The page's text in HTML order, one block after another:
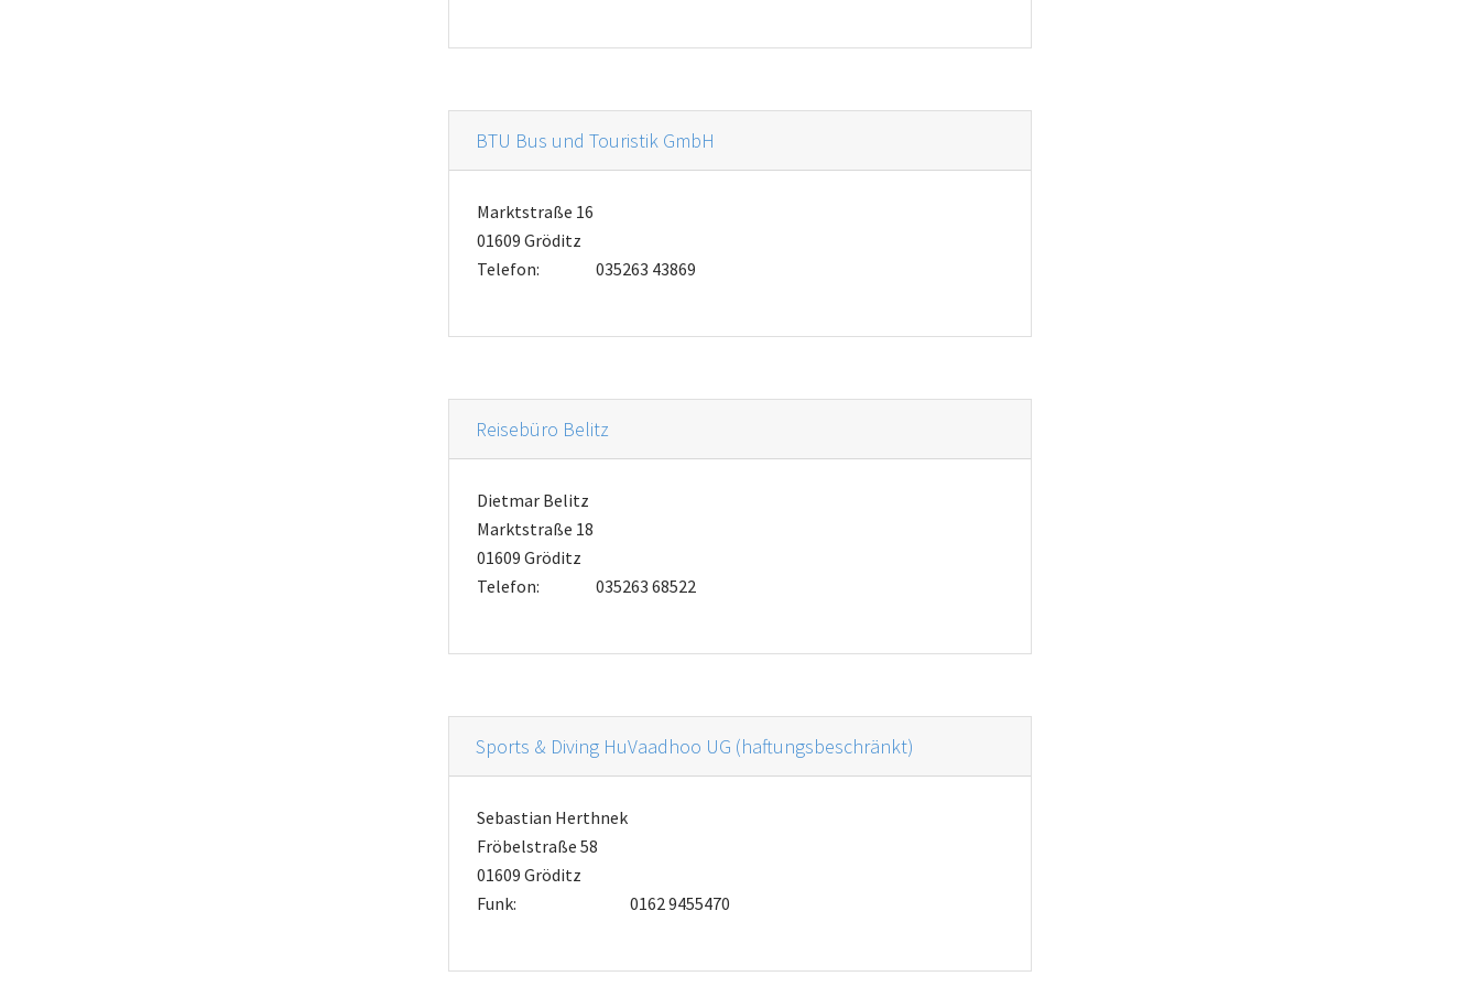
BTU Bus und Touristik GmbH
Marktstraße 16
01609 Gröditz
Telefon:
035263 43869
Reisebüro Belitz
Dietmar Belitz
Marktstraße 18
01609 Gröditz
Telefon:
035263 68522
Sports & Diving HuVaadhoo UG (haftungsbeschränkt)
Sebastian Herthnek
Fröbelstraße 58
01609 Gröditz
Funk:
0162 9455470